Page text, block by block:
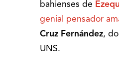
bahienses de
genial pensador
Cruz Fernández,
UNS.